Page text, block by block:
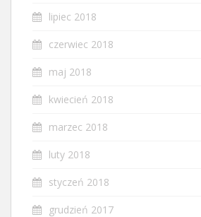
lipiec 2018
czerwiec 2018
maj 2018
kwiecień 2018
marzec 2018
luty 2018
styczeń 2018
grudzień 2017